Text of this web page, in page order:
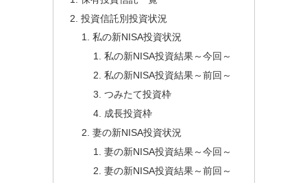
投資信託別投資状況
私の新NISA投資状況
私の新NISA投資結果～今回～
私の新NISA投資結果～前回～
つみたて投資枠
成長投資枠
妻の新NISA投資状況
妻の新NISA投資結果～今回～
妻の新NISA投資結果～前回～